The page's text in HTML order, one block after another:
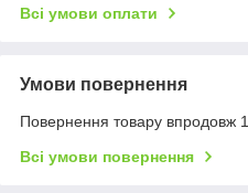
Всі умови оплати
Умови повернення
Повернення товару впродовж
Всі умови повернення